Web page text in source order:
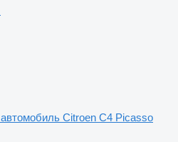
автомобиль Citroen C4 Picasso